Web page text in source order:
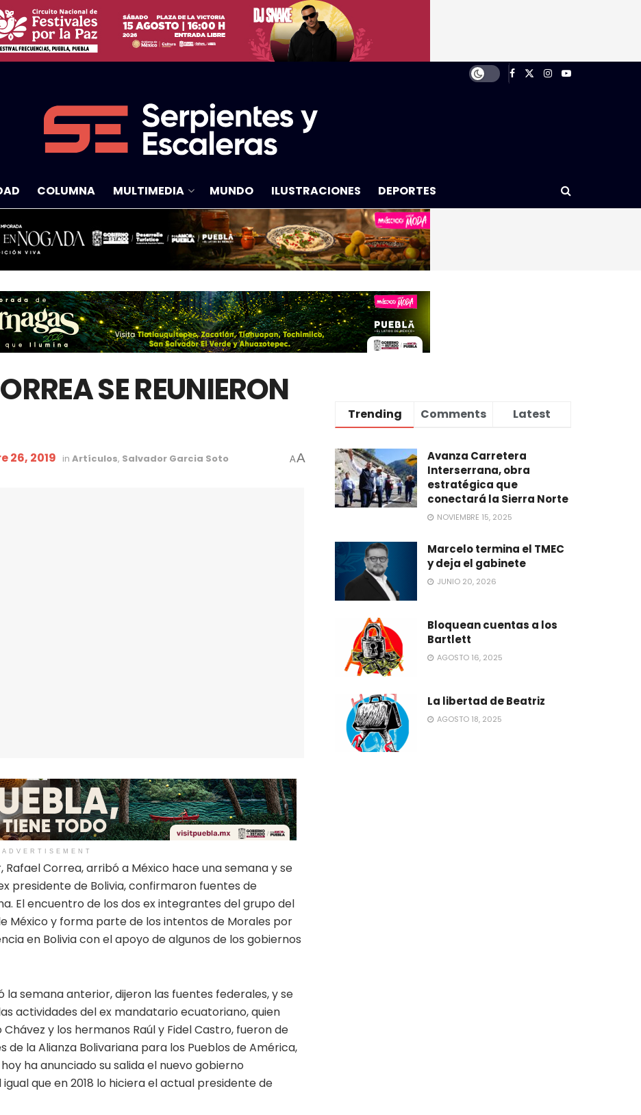
COLUMNA MULTIMEDIA MUNDO ILUSTRACIONES DEPORTES
SE REUNIERON
26, 2019 in Artículos, Salvador Garcia Soto AA
ADVERTISEMENT
Rafael Correa, arribó a México hace una semana y se
presidente de Bolivia, confirmaron fuentes de
El encuentro de los dos ex integrantes del grupo del
México y forma parte de los intentos de Morales por
en Bolivia con el apoyo de algunos de los gobiernos
la semana anterior, dijeron las fuentes federales, y se
actividades del ex mandatario ecuatoriano, quien
y los hermanos Raúl y Fidel Castro, fueron de
de la Alianza Bolivariana para los Pueblos de América,
ha anunciado su salida el nuevo gobierno
que en 2018 lo hiciera el actual presidente de
Trending Comments Latest
Avanza Carretera
Interserrana, obra
estratégica que
conectará la Sierra Norte
NOVIEMBRE 15, 2025
Marcelo termina el TMEC
y deja el gabinete
JUNIO 20, 2026
Bloquean cuentas a los
Bartlett
AGOSTO 16, 2025
La libertad de Beatriz
AGOSTO 18, 2025